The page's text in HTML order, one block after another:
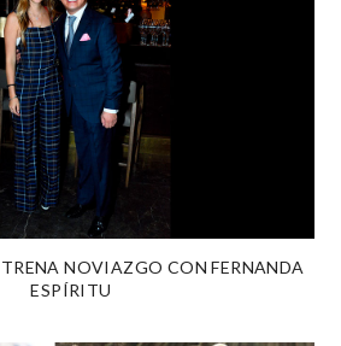
NOVIAZGO CON FERNANDA
ESPÍRITU